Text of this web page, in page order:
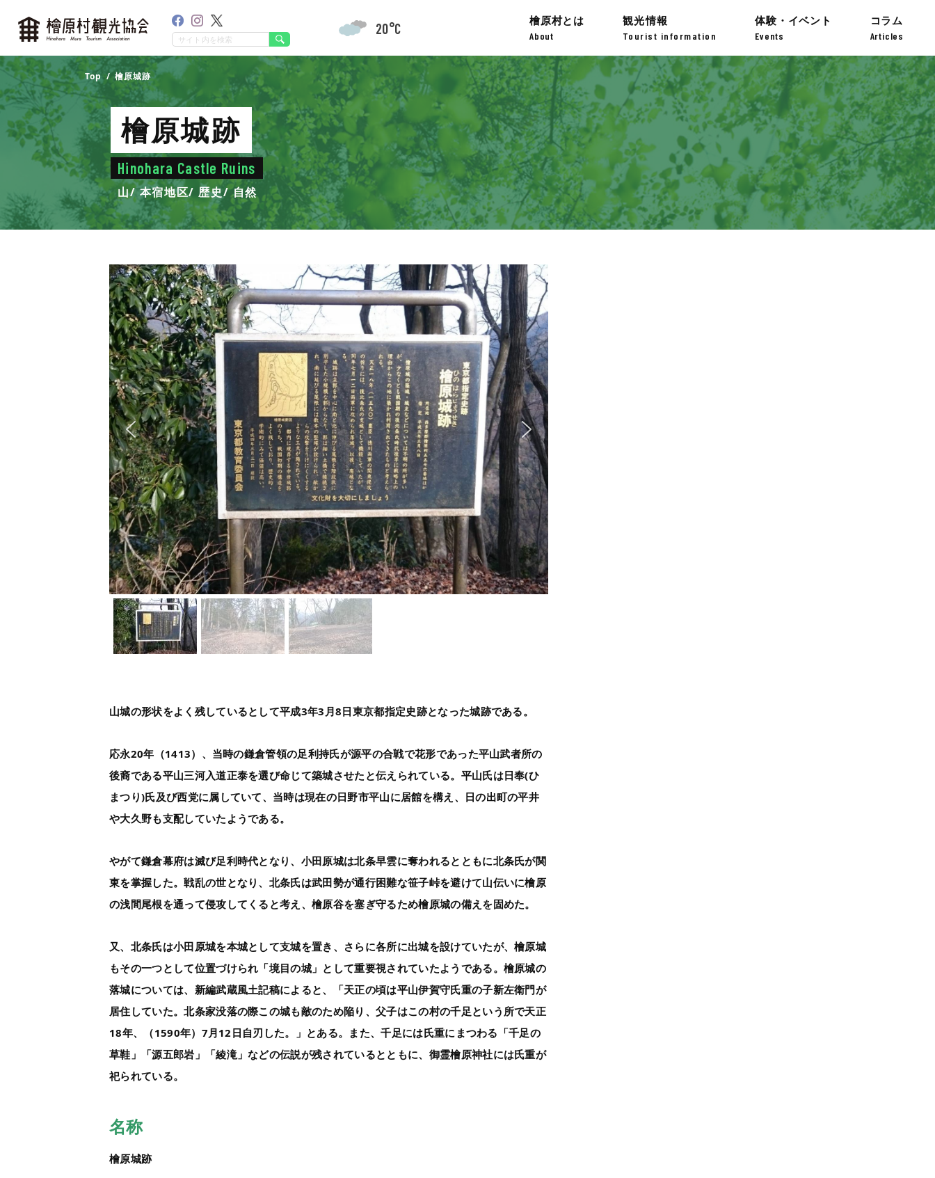
20°C
檜原村とは
About
観光情報
Tourist information
体験・イベント
Events
コラム
Articles
Top 檜原城跡
檜原城跡
Hinohara Castle Ruins
山 本宿地区 歴史 自然
山城の形状をよく残しているとして平成3年3月8日東京都指定史跡となった城跡である。
応永20年（1413）、当時の鎌倉管領の足利持氏が源平の合戦で花形であった平山武者所の
後裔である平山三河入道正泰を選び命じて築城させたと伝えられている。平山氏は日奉(ひ
まつり)氏及び西党に属していて、当時は現在の日野市平山に居館を構え、日の出町の平井
や大久野も支配していたようである。
やがて鎌倉幕府は滅び足利時代となり、小田原城は北条早雲に奪われるとともに北条氏が関
東を掌握した。戦乱の世となり、北条氏は武田勢が通行困難な笹子峠を避けて山伝いに檜原
の浅間尾根を通って侵攻してくると考え、檜原谷を塞ぎ守るため檜原城の備えを固めた。
又、北条氏は小田原城を本城として支城を置き、さらに各所に出城を設けていたが、檜原城
もその一つとして位置づけられ「境目の城」として重要視されていたようである。檜原城の
落城については、新編武蔵風土記稿によると、「天正の頃は平山伊賀守氏重の子新左衛門が
居住していた。北条家没落の際この城も敵のため陥り、父子はこの村の千足という所で天正
18年、（1590年）7月12日自刃した。」とある。また、千足には氏重にまつわる「千足の
草鞋」「源五郎岩」「綾滝」などの伝説が残されているとともに、御霊檜原神社には氏重が
祀られている。
名称
檜原城跡